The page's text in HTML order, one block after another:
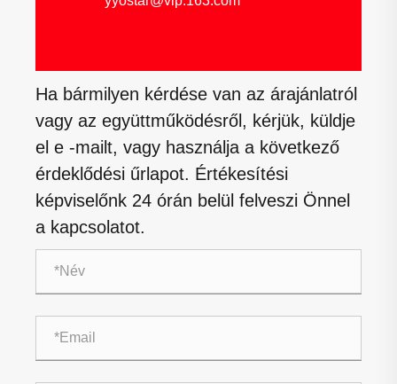
Ha bármilyen kérdése van az árajánlatról
vagy az együttműködésről, kérjük, küldje
el e -mailt, vagy használja a következő
érdeklődési űrlapot. Értékesítési
képviselőnk 24 órán belül felveszi Önnel
a kapcsolatot.